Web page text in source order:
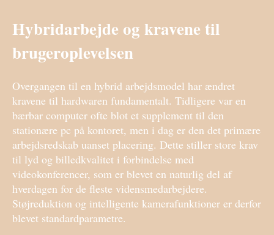
Hybridarbejde og kravene til
brugeroplevelsen
Overgangen til en hybrid arbejdsmodel har ændret
kravene til hardwaren fundamentalt. Tidligere var en
bærbar computer ofte blot et supplement til den
stationære pc på kontoret, men i dag er den det primære
arbejdsredskab uanset placering. Dette stiller store krav
til lyd og billedkvalitet i forbindelse med
videokonferencer, som er blevet en naturlig del af
hverdagen for de fleste vidensmedarbejdere.
Støjreduktion og intelligente kamerafunktioner er derfor
blevet standardparametre.